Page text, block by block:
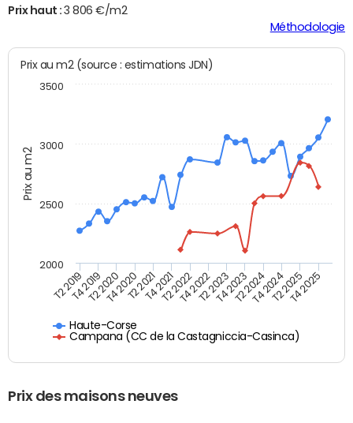
Prix haut :3 806 €/m2
Méthodologie
Prix au m2
Prix au m2 (source : estimations JDN)
Haute-Corse
Campana (CC de la Castagniccia-Casinca)
T2 2019T4 2019T2 2020T4 2020T2 2021T4 2021T2 2022T4 2022T2 2023T4 2023T2 2024T4 2024T2 2025T4 2025
2000
2500
3000
3500
Prix des maisons neuves